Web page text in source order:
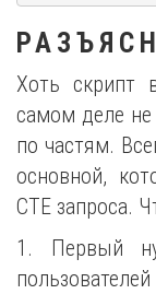
Хоть скрипт
самом деле не
по частям.
основной,
CTE запроса.
1. Первый